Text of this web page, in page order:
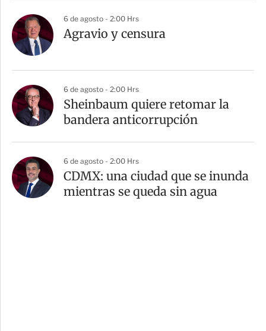
6 de agosto - 2:00 Hrs
Agravio y censura
6 de agosto - 2:00 Hrs
Sheinbaum quiere retomar la
bandera anticorrupción
6 de agosto - 2:00 Hrs
CDMX: una ciudad que se inunda
mientras se queda sin agua